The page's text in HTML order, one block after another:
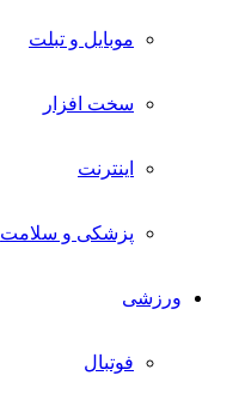
موبایل و تبلت
سخت افزار
اینترنت
پزشکی و سلامت
ورزشی
فوتبال